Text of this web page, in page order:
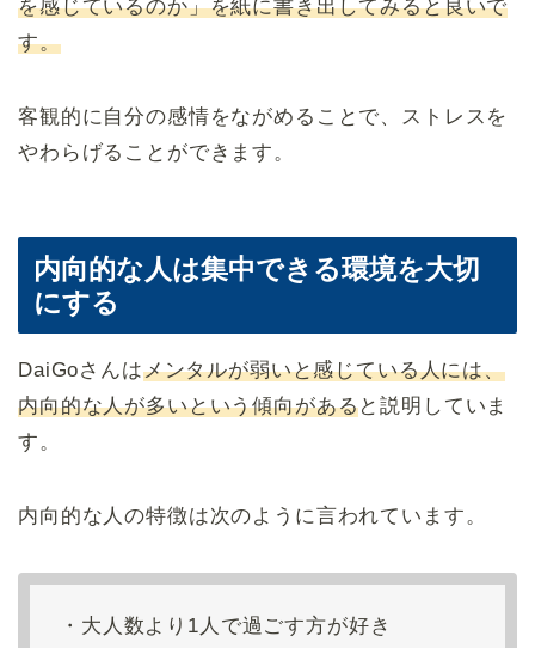
を感じているのか」を紙に書き出してみると良いで
す。
客観的に自分の感情をながめることで、ストレスを
やわらげることができます。
内向的な人は集中できる環境を大切
にする
DaiGoさんはメンタルが弱いと感じている人には、
内向的な人が多いという傾向があると説明していま
す。
内向的な人の特徴は次のように言われています。
・大人数より1人で過ごす方が好き